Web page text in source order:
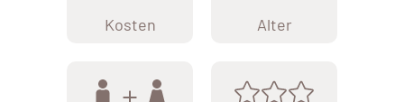
Kosten Alter